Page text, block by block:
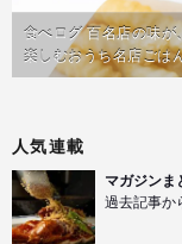
食べログ 百名店の味
楽しむおうち名店ごは
人気連載
マガジンま
過去記事か